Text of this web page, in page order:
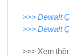
>>> Dewalt
>>> Dewalt
>>> Xem